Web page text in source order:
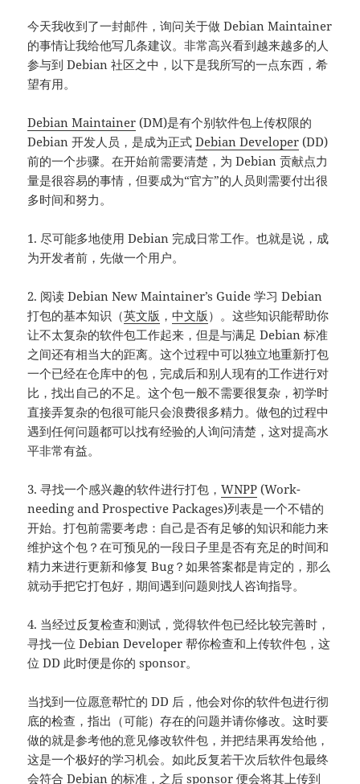
今天我收到了一封邮件，询问关于做 Debian Maintainer
的事情让我给他写几条建议。非常高兴看到越来越多的人
参与到 Debian 社区之中，以下是我所写的一点东西，希
望有用。
Debian Maintainer (DM)是有个别软件包上传权限的
Debian 开发人员，是成为正式Debian Developer (DD)
前的一个步骤。在开始前需要清楚，为 Debian 贡献点力
量是很容易的事情，但要成为“官方”的人员则需要付出很
多时间和努力。
1. 尽可能多地使用 Debian 完成日常工作。也就是说，成
为开发者前，先做一个用户。
2. 阅读 Debian New Maintainer’s Guide 学习 Debian
打包的基本知识（英文版 ，中文版）。这些知识能帮助你
让不太复杂的软件包工作起来，但是与满足 Debian 标准
之间还有相当大的距离。这个过程中可以独立地重新打包
一个已经在仓库中的包，完成后和别人现有的工作进行对
比，找出自己的不足。这个包一般不需要很复杂，初学时
直接弄复杂的包很可能只会浪费很多精力。做包的过程中
遇到任何问题都可以找有经验的人询问清楚，这对提高水
平非常有益。
3. 寻找一个感兴趣的软件进行打包，WNPP (Work-
needing and Prospective Packages)列表是一个不错的
开始。打包前需要考虑：自己是否有足够的知识和能力来
维护这个包？在可预见的一段日子里是否有充足的时间和
精力来进行更新和修复 Bug？如果答案都是肯定的，那么
就动手把它打包好，期间遇到问题则找人咨询指导。
4. 当经过反复检查和测试，觉得软件包已经比较完善时，
寻找一位 Debian Developer 帮你检查和上传软件包，这
位 DD 此时便是你的 sponsor。
当找到一位愿意帮忙的 DD 后，他会对你的软件包进行彻
底的检查，指出（可能）存在的问题并请你修改。这时要
做的就是参考他的意见修改软件包，并把结果再发给他，
这是一个极好的学习机会。如此反复若干次后软件包最终
会符合 Debian 的标准，之后 sponsor 便会将其上传到